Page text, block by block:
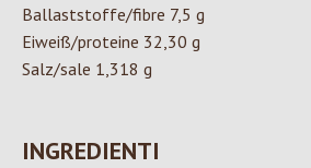
Ballaststoffe/fibre 7,5 g
Eiweiß/proteine 32,30 g
Salz/sale 1,318 g
INGREDIENTI